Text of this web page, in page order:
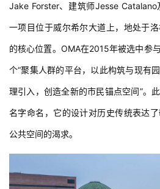
Jake Forster、建筑师Jesse
一项目位于威尔希尔大道上，地处于
的核心位置。OMA在2015年被选中参
个“聚集人群的平台，以此构筑与现有
理引入，创造全新的市民锚点空间”。
名字命名，它的设计对历史传统表达
公共空间的渴求。